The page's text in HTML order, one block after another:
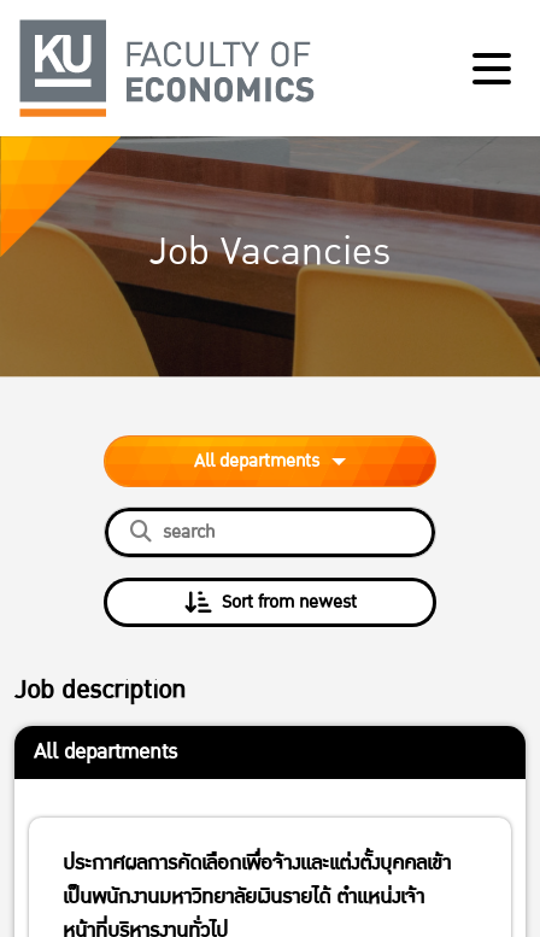
Job Vacancies
All departments
Sort from newest
Job description
All departments
ประกาศผลการคัดเลือกเพื่อจ้างและเเต่งตั้งบุคคลเข้า
เป็นพนักงานมหาวิทยาลัยเงินรายได้ ตำแหน่งเจ้า